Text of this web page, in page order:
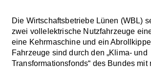
Die Wirtschaftsbetriebe Lünen (WBL)
zwei vollelektrische Nutzfahrzeuge
eine Kehrmaschine und ein
Fahrzeuge sind durch den „Klima- und
Transformationsfonds“ des Bundes mit